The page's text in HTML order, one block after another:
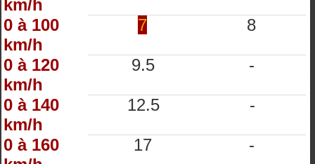
km/h
0 à 100
km/h
7 8
0 à 120
km/h
9.5 -
0 à 140
km/h
12.5 -
0 à 160
17 -